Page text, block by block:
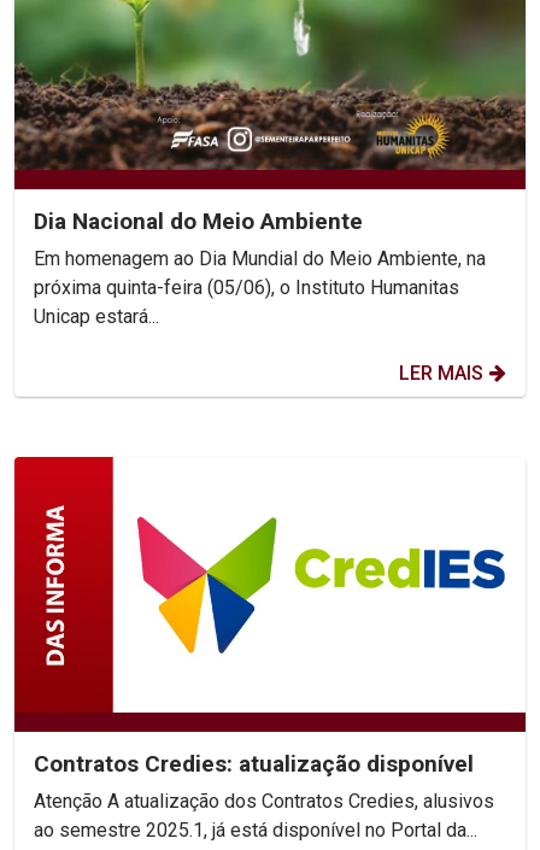
Dia Nacional do Meio Ambiente
Em homenagem ao Dia Mundial do Meio Ambiente, na
próxima quinta-feira (05/06), o Instituto Humanitas
Unicap estará...
LER MAIS
Contratos Credies: atualização disponível
Atenção A atualização dos Contratos Credies, alusivos
ao semestre 2025.1, já está disponível no Portal da...